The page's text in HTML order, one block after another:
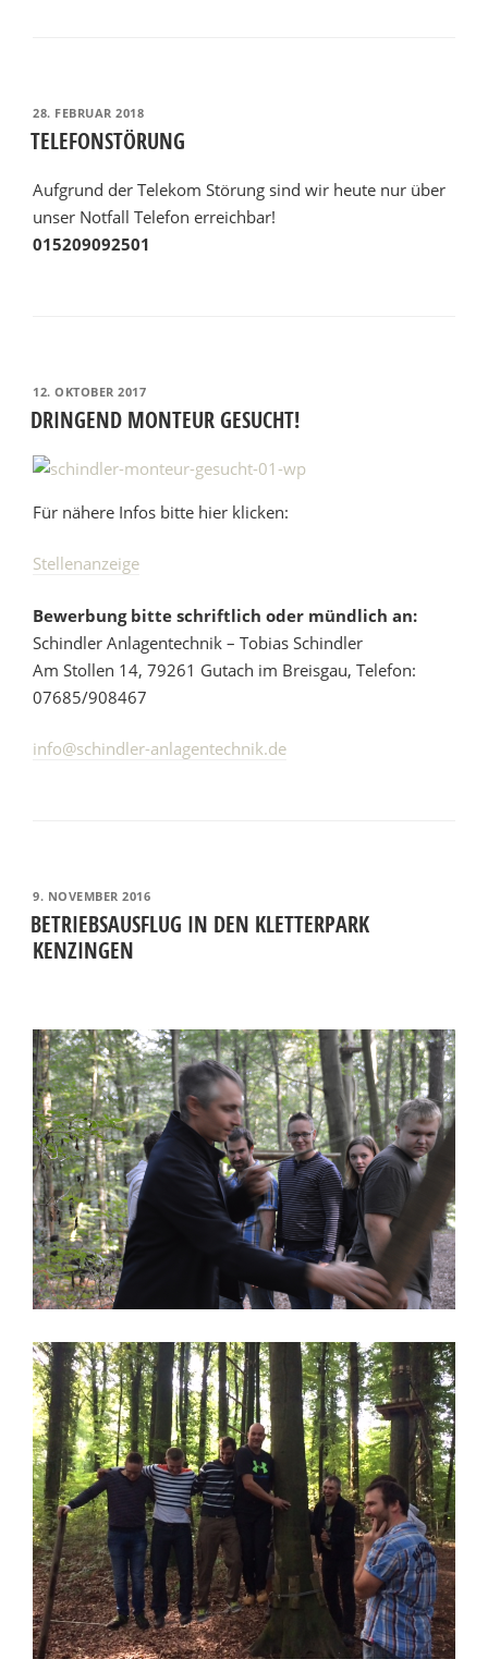
VERÖFFENTLICHT
AM
28. FEBRUAR 2018
TELEFONSTÖRUNG
Aufgrund der Telekom Störung sind wir heute nur über
unser Notfall Telefon erreichbar!
015209092501
VERÖFFENTLICHT
AM
12. OKTOBER 2017
DRINGEND MONTEUR GESUCHT!
Für nähere Infos bitte hier klicken:
Stellenanzeige
Bewerbung bitte schriftlich oder mündlich an:
Schindler Anlagentechnik – Tobias Schindler
Am Stollen 14, 79261 Gutach im Breisgau, Telefon:
07685/908467
info@schindler-anlagentechnik.de
VERÖFFENTLICHT
AM
9. NOVEMBER 2016
BETRIEBSAUSFLUG IN DEN KLETTERPARK
KENZINGEN